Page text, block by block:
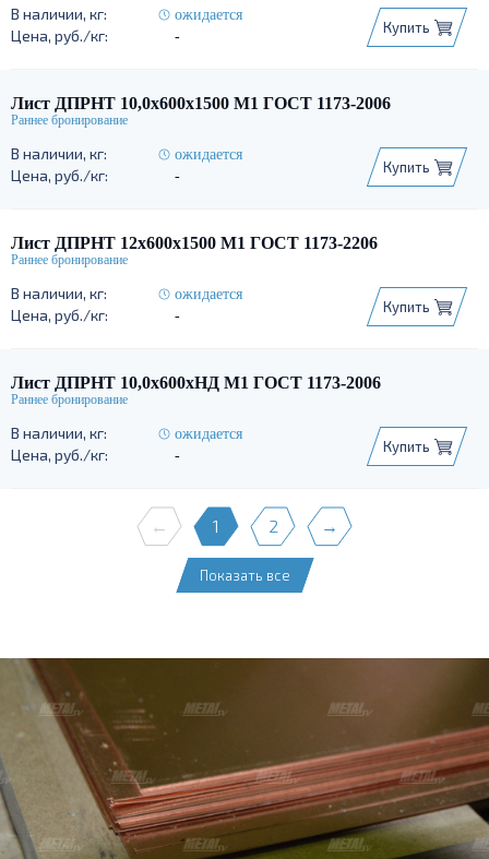
ожидается
-
Купить
Лист ДПРНТ 10,0х600х1500 М1 ГОСТ 1173-2006
ожидается
-
Купить
Лист ДПРНТ 12х600х1500 М1 ГОСТ 1173-2206
ожидается
-
Купить
Лист ДПРНТ 10,0х600хНД М1 ГОСТ 1173-2006
ожидается
-
Купить
← 1 2 →
Показать все